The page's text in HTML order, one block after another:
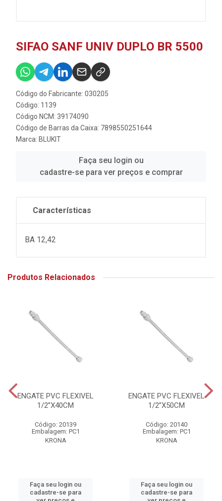
SIFAO SANF UNIV DUPLO BR 5500
Código do Fabricante: 030205
Código: 1139
Código NCM: 39174090
Código de Barras da Caixa: 7898550251644
Marca: BLUKIT
Faça seu login ou
cadastre-se para ver preços e comprar
Características
BA 12,42
Produtos Relacionados
ENGATE PVC FLEXIVEL
1/2”X40CM
Código: 20139
Embalagem: PC1
KRONA
Faça seu login ou
cadastre-se para
ENGATE PVC FLEXIVEL
1/2”X50CM
Código: 20140
Embalagem: PC1
KRONA
Faça seu login ou
cadastre-se para